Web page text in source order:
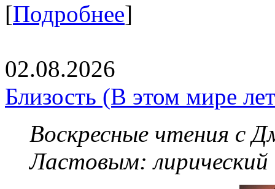
[Подробнее]
02.08.2026
Близость (В этом мире
Воскресные чтения с
Ластовым: